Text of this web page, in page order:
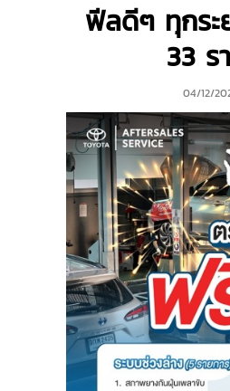
ฟีลดีๆ ทุกระ
33 ร
04/12/